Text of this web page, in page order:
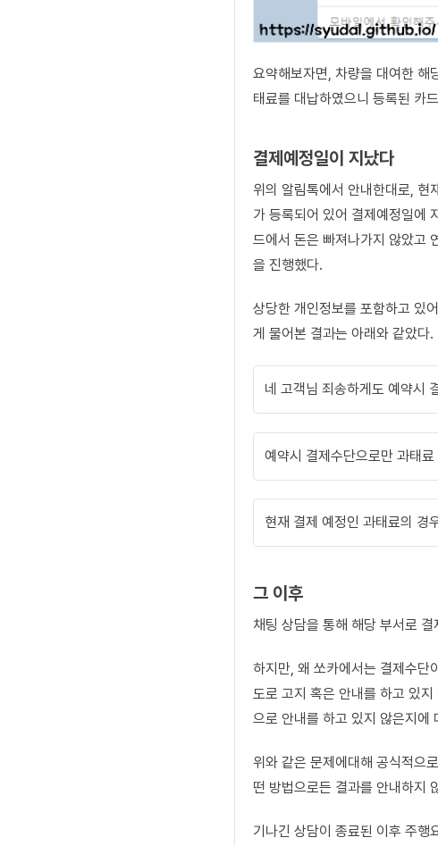
요약해보자면, 차량을 대여한
태료를 대납하였으니 등록된 카
결제예정일이 지났다
위의 알림톡에서 안내한대로, 현
가 등록되어 있어 결제예정일에
드에서 돈은 빠져나가지 않았고
을 진행했다.
상당한 개인정보를 포함하고 있
게 물어본 결과는 아래와 같았다.
네 고객님 죄송하게도 예약시
예약시 결제수단으로만 과태
현재 결제 예정인 과태료의 경
그 이후
채팅 상담을 통해 해당 부서로
하지만, 왜 쏘카에서는 결제수단
도로 고지 혹은 안내를 하고 있
으로 안내를 하고 있지 않은지에
위와 같은 문제에대해 공식적으
떤 방법으로든 결과를 안내하지
기나긴 상담이 종료된 이후 주행